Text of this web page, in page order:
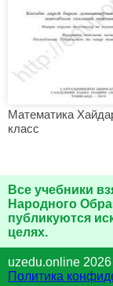
Математика
класс
Все учебники
Народного
публикуются
целях.
uzedu.online 2026
Политика